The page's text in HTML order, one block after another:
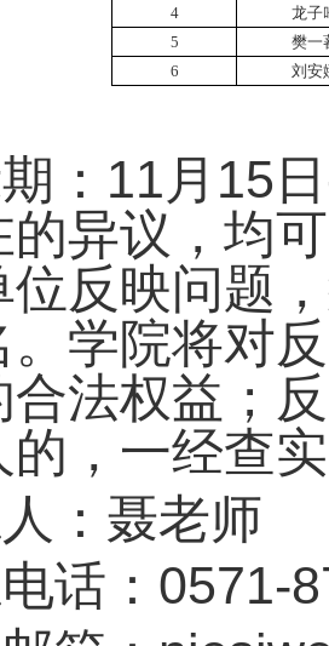
4
龙子
5
樊一
6
刘安
： 11 月 15 日
的异议，均
位反映问题
。学院将对
合法权益；
的，一经查
：聂老师
话： 0571-